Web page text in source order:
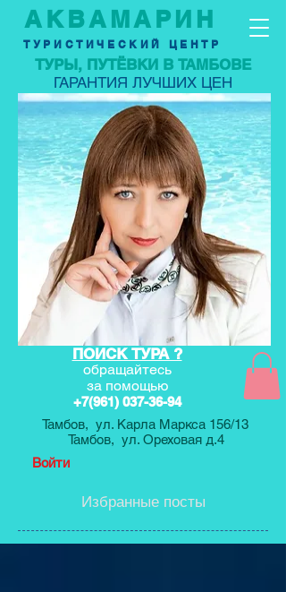
АКВАМАРИН
ТУРИСТИЧЕСКИЙ ЦЕНТР
ТУРЫ, ПУТЁВКИ В ТАМБОВЕ
ГАРАНТИЯ ЛУЧШИХ ЦЕН
ПОИСК ТУРА ?
обращайтесь
за помощью
+7(961) 037-36-94
Тамбов, ул. Карла Маркса 156/13
Тамбов, ул. Ореховая д.4
Войти
Избранные посты